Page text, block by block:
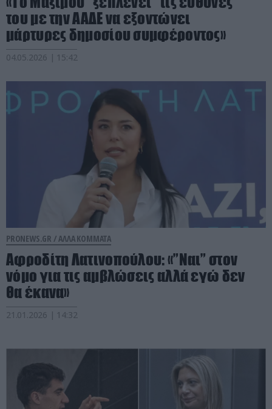
του με την ΑΑΔΕ να εξοντώνει
μάρτυρες δημοσίου συμφέροντος»
04.05.2026 | 15:42
PRONEWS.GR / ΑΛΛΑ ΚΟΜΜΑΤΑ
Αφροδίτη Λατινοπούλου: «”Ναι” στον
νόμο για τις αμβλώσεις αλλά εγώ δεν
θα έκανα»
21.01.2026 | 14:32